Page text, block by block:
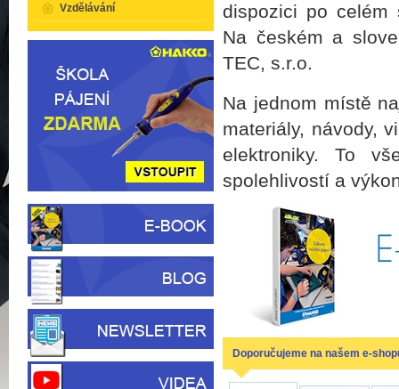
dispozici po celém
Na českém a
TEC, s.r.o.
Na jednom místě
materiály, návody,
elektroniky. To
spolehlivostí a
Doporučujeme na našem e-
Vzdělávání